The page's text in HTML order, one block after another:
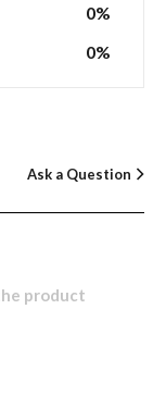
0%
0%
Ask a Question
product